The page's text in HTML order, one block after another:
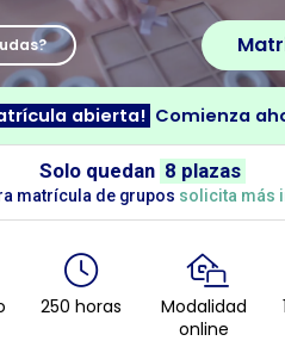
abierta! Comienza
Solo quedan 8 plazas
matrícula de grupos solicita más
250 horas
Modalidad
online